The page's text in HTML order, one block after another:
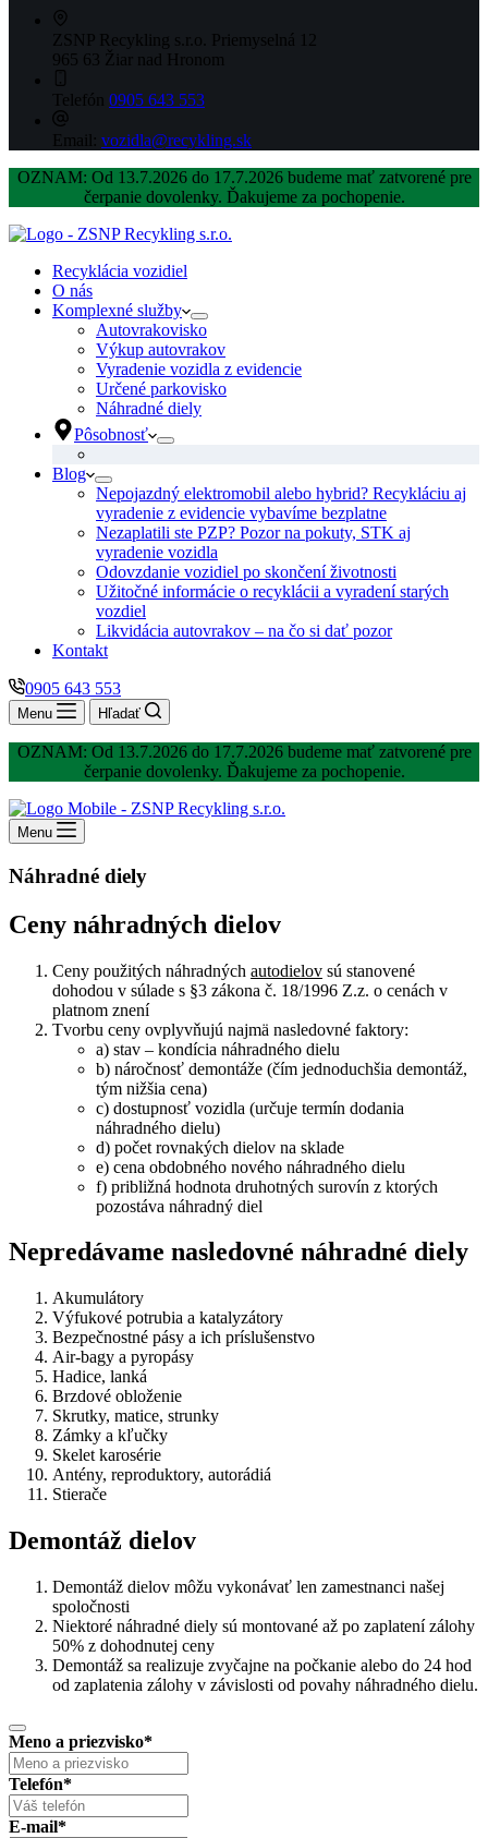
ZSNP Recykling s.r.o.
Priemyselná 12
965 63 Žiar nad Hronom
Telefón 0905 643 553
Email: vozidla@recykling.sk
OZNAM: Od 13.7.2026 do 17.7.2026 budeme mať zatvorené pre
čerpanie dovolenky. Ďakujeme za pochopenie.
Recyklácia vozidiel
O nás
Komplexné služby
Autovrakovisko
Výkup autovrakov
Vyradenie vozidla z evidencie
Určené parkovisko
Náhradné diely
Pôsobnosť
Blog
Nepojazdný elektromobil alebo hybrid? Recykláciu aj
vyradenie z evidencie vybavíme bezplatne
Nezaplatili ste PZP? Pozor na pokuty, STK aj
vyradenie vozidla
Odovzdanie vozidiel po skončení životnosti
Užitočné informácie o recyklácii a vyradení starých
vozdiel
Likvidácia autovrakov – na čo si dať pozor
Kontakt
0905 643 553
Menu Hľadať
OZNAM: Od 13.7.2026 do 17.7.2026 budeme mať zatvorené pre
čerpanie dovolenky. Ďakujeme za pochopenie.
Menu
Náhradné diely
Ceny náhradných dielov
Ceny použitých náhradných autodielov sú stanovené
dohodou v súlade s §3 zákona č. 18/1996 Z.z. o cenách v
platnom znení
Tvorbu ceny ovplyvňujú najmä nasledovné faktory:
a) stav – kondícia náhradného dielu
b) náročnosť demontáže (čím jednoduchšia demontáž,
tým nižšia cena)
c) dostupnosť vozidla (určuje termín dodania
náhradného dielu)
d) počet rovnakých dielov na sklade
e) cena obdobného nového náhradného dielu
f) približná hodnota druhotných surovín z ktorých
pozostáva náhradný diel
Nepredávame nasledovné náhradné diely
Akumulátory
Výfukové potrubia a katalyzátory
Bezpečnostné pásy a ich príslušenstvo
Air-bagy a pyropásy
Hadice, lanká
Brzdové obloženie
Skrutky, matice, strunky
Zámky a kľučky
Skelet karosérie
Antény, reproduktory, autorádiá
Stierače
Demontáž dielov
Demontáž dielov môžu vykonávať len zamestnanci našej
spoločnosti
Niektoré náhradné diely sú montované až po zaplatení zálohy
50% z dohodnutej ceny
Demontáž sa realizuje zvyčajne na počkanie alebo do 24 hod
od zaplatenia zálohy v závislosti od povahy náhradného dielu.
Meno a priezvisko*
Telefón*
E-mail*